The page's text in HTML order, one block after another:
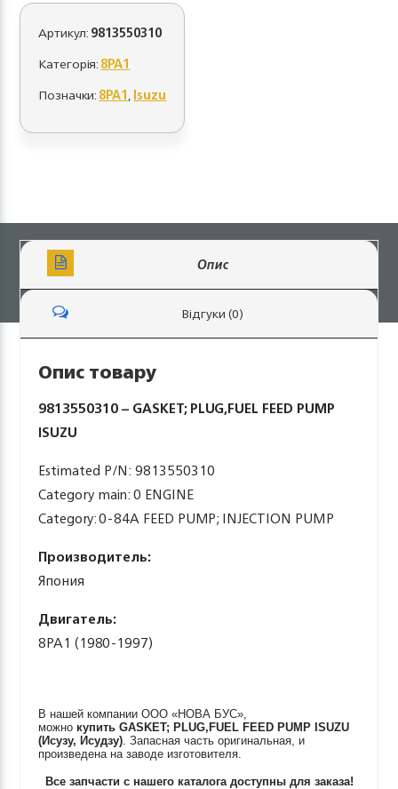
Артикул:9813550310
Категорія:8PA1
Позначки:8PA1,Isuzu
Опис
Відгуки (0)
Опис товару
9813550310 – GASKET; PLUG,FUEL FEED PUMP
ISUZU
Estimated P/N: 9813550310
Category main: 0 ENGINE
Category: 0-84A FEED PUMP; INJECTION PUMP
Производитель:
Япония
Двигатель:
8PA1 (1980-1997)
В нашей компании ООО «НОВА БУС»,
можно купитьGASKET; PLUG,FUEL FEED PUMP ISUZU
(Исузу, Исудзу). Запасная часть оригинальная, и
произведена на заводе изготовителя.
Все запчасти с нашего каталога доступны для заказа!